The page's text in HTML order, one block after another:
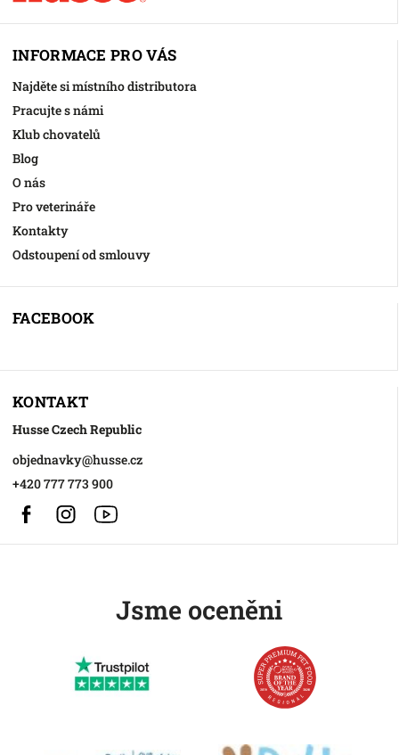
INFORMACE PRO VÁS
Najděte si místního distributora
Pracujte s námi
Klub chovatelů
Blog
O nás
Pro veterináře
Kontakty
Odstoupení od smlouvy
FACEBOOK
KONTAKT
Husse Czech Republic
objednavky@husse.cz
+420 777 773 900
FacebookInstagram
Jsme oceněni